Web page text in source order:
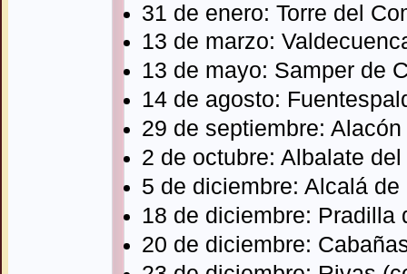
31 de enero: Torre del
13 de marzo:
13 de mayo: Samper de
14 de agosto:
29 de septiembre:
2 de octubre: Albalate
5 de diciembre: Alcalá
18 de diciembre:
20 de diciembre: